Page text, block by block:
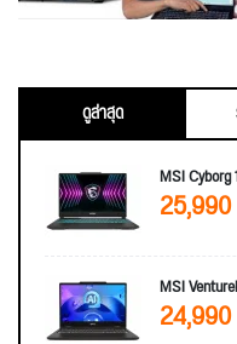
ดูล่าสุด
MSI
MSI